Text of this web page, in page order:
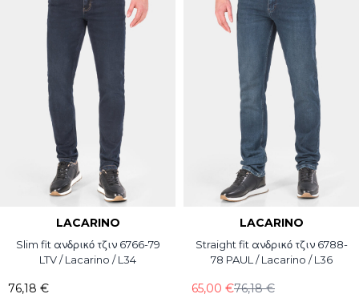
LACARINO
Slim fit ανδρικό τζιν 6766-79
LTV / Lacarino / L34
76,18 €
LACARINO
Straight fit ανδρικό τζιν 6788-
78 PAUL / Lacarino / L36
76,18 €
65,00 €